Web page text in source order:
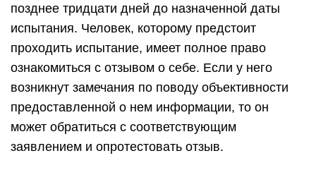
позднее тридцати дней до назначенной даты
испытания. Человек, которому предстоит
проходить испытание, имеет полное право
ознакомиться с отзывом о себе. Если у него
возникнут замечания по поводу объективности
предоставленной о нем информации, то он
может обратиться с соответствующим
заявлением и опротестовать отзыв.